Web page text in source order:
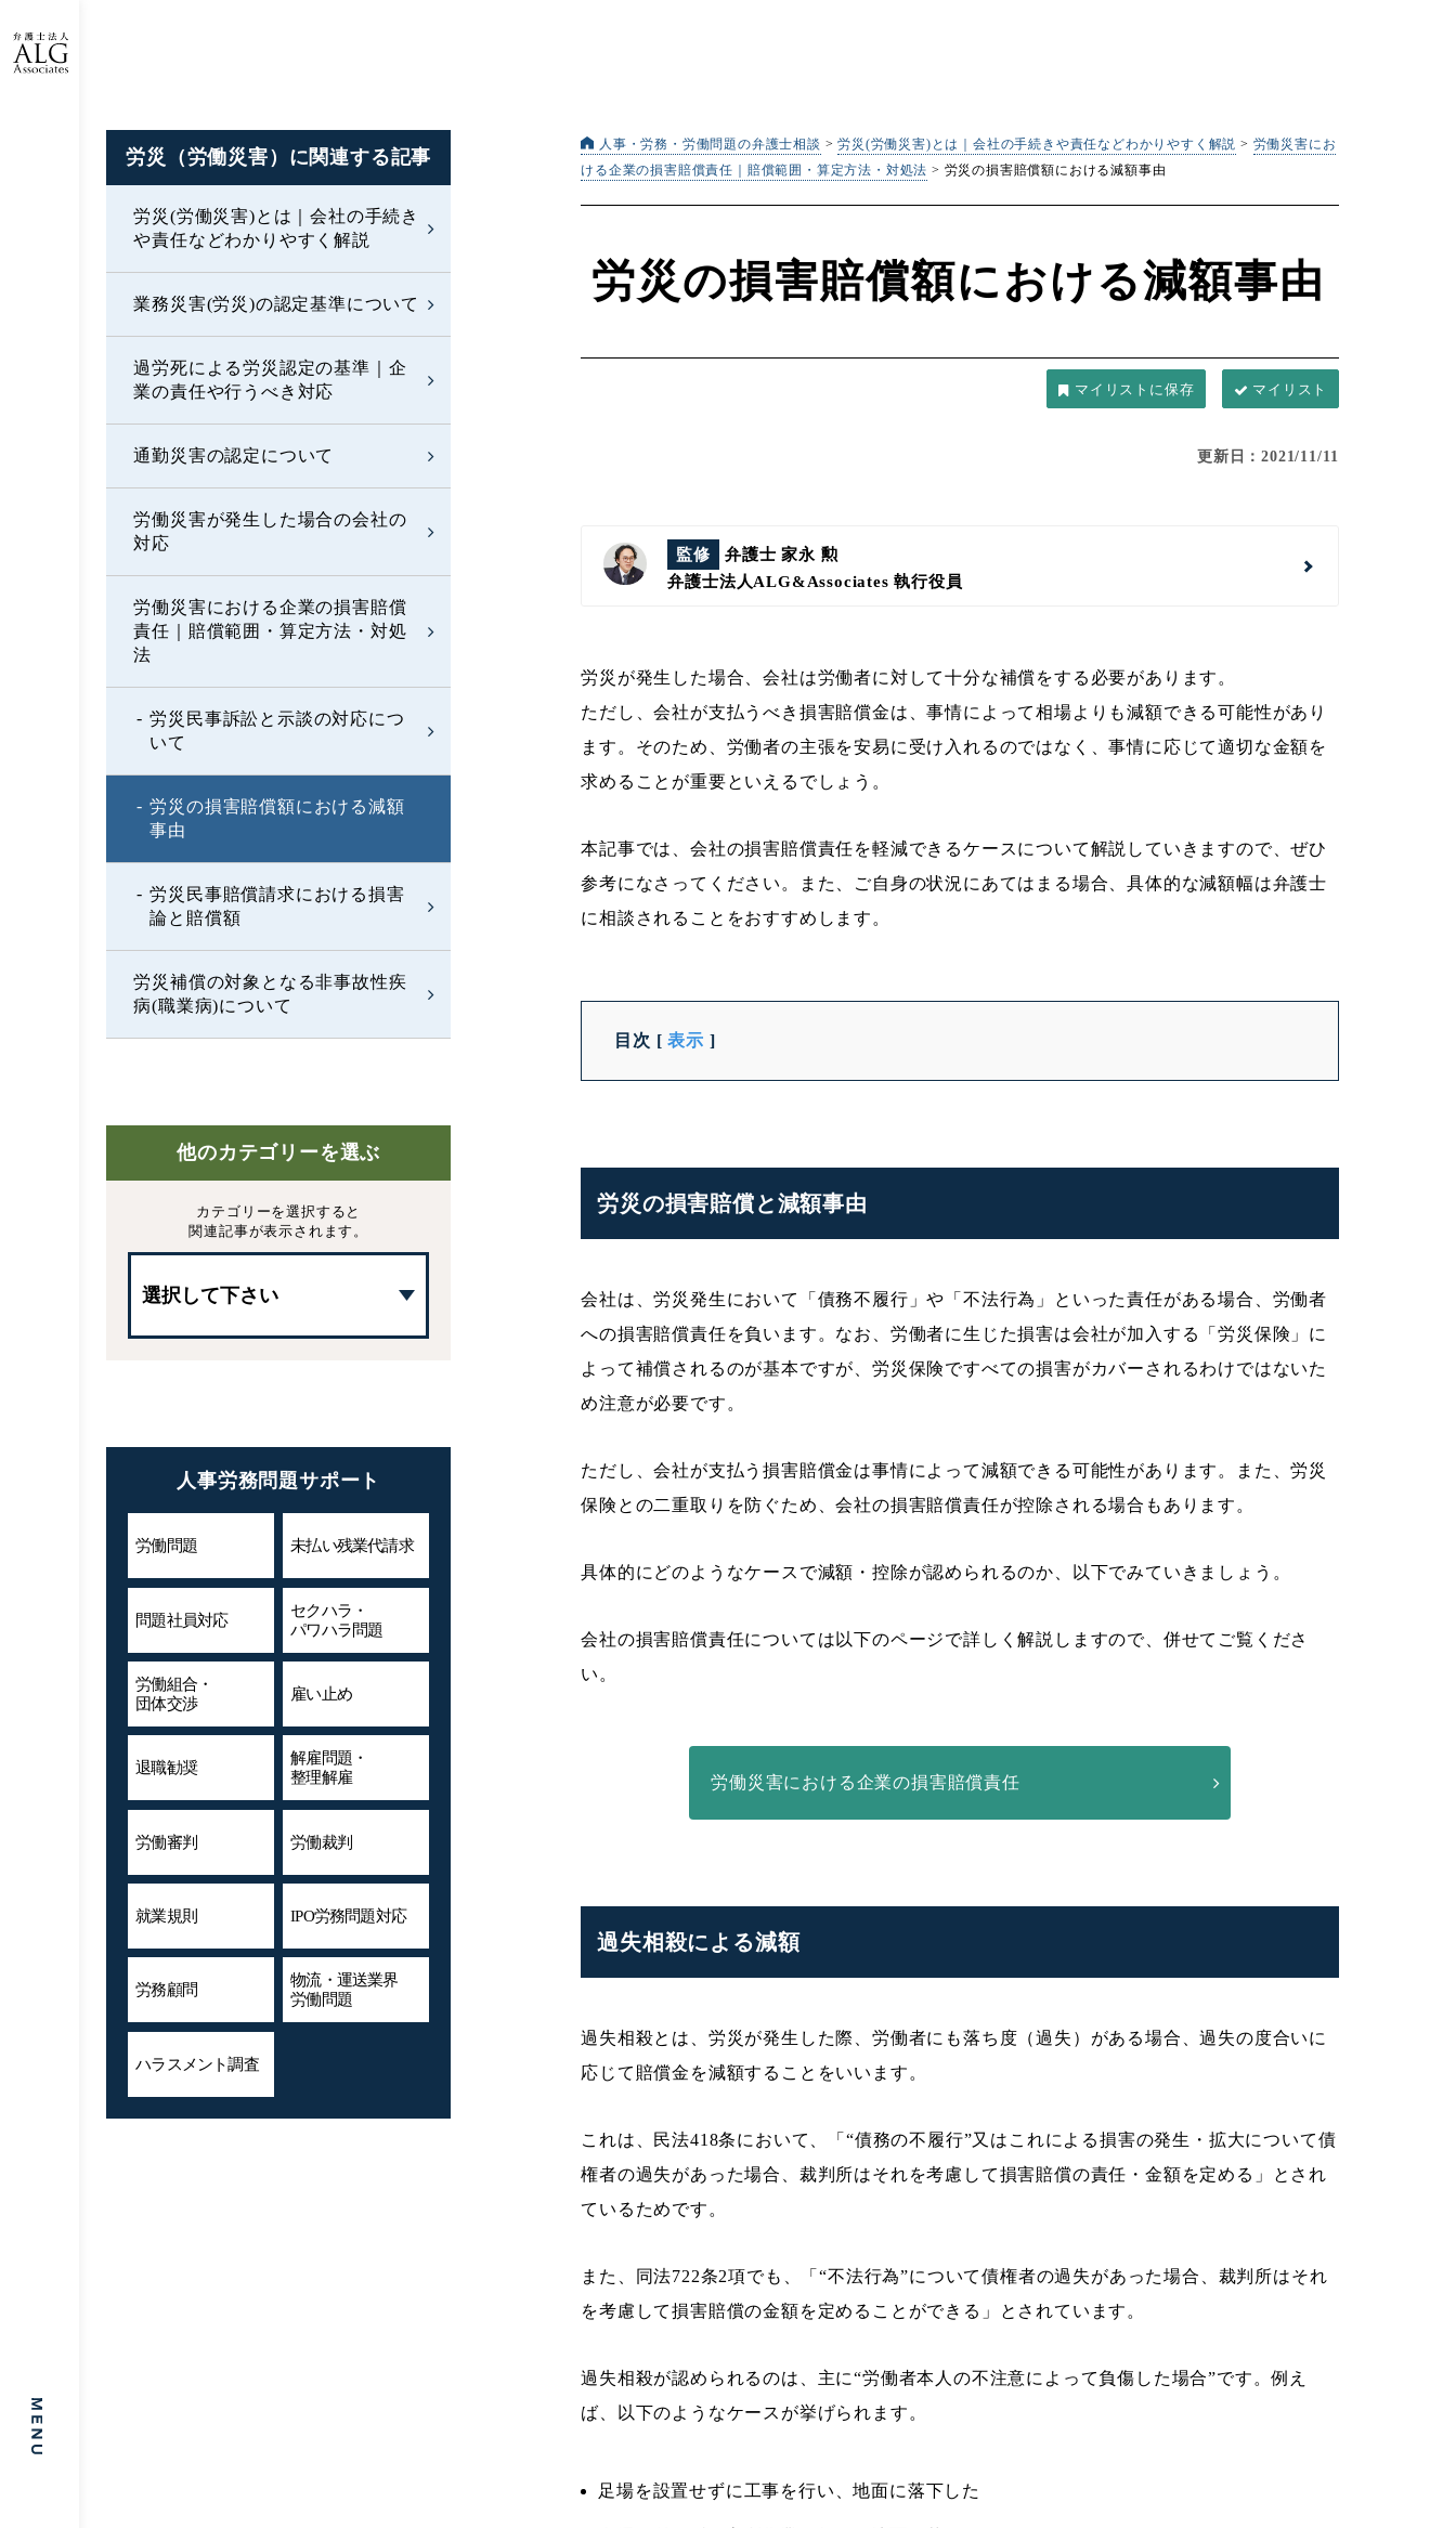
労災（労働災害）に関連する記事
労災(労働災害)とは｜会社の手続き
や責任などわかりやすく解説
業務災害(労災)の認定基準について
過労死による労災認定の基準｜企
業の責任や行うべき対応
通勤災害の認定について
労働災害が発生した場合の会社の
対応
労働災害における企業の損害賠償
責任｜賠償範囲・算定方法・対処
法
労災民事訴訟と示談の対応につ
いて
労災の損害賠償額における減額
事由
労災民事賠償請求における損害
論と賠償額
労災補償の対象となる非事故性疾
病(職業病)について
他のカテゴリーを選ぶ
カテゴリーを選択すると
関連記事が表示されます。
人事労務問題サポート
労働問題 未払い残業代請求
問題社員対応
セクハラ・
パワハラ問題
労働組合・
団体交渉
雇い止め
退職勧奨
解雇問題・
整理解雇
労働審判 労働裁判
就業規則 IPO労務問題対応
労務顧問
物流・運送業界
労働問題
ハラスメント調査
人事・労務・労働問題の弁護士相談 >労災(労働災害)とは｜会社の手続きや責任などわかりやすく解説 > 労働災害にお
ける企業の損害賠償責任｜賠償範囲・算定方法・対処法 > 労災の損害賠償額における減額事由
労災の損害賠償額における減額事由
マイリスト
更新日：2021/11/11
監修
弁護士 家永 勲
弁護士法人ALG&Associates執行役員
労災が発生した場合、会社は労働者に対して十分な補償をする必要があります。
ただし、会社が支払うべき損害賠償金は、事情によって相場よりも減額できる可能性があり
ます。そのため、労働者の主張を安易に受け入れるのではなく、事情に応じて適切な金額を
求めることが重要といえるでしょう。
本記事では、会社の損害賠償責任を軽減できるケースについて解説していきますので、ぜひ
参考になさってください。また、ご自身の状況にあてはまる場合、具体的な減額幅は弁護士
に相談されることをおすすめします。
目次 [ 表示 ]
労災の損害賠償と減額事由
会社は、労災発生において「債務不履行」や「不法行為」といった責任がある場合、労働者
への損害賠償責任を負います。なお、労働者に生じた損害は会社が加入する「労災保険」に
よって補償されるのが基本ですが、労災保険ですべての損害がカバーされるわけではないた
め注意が必要です。
ただし、会社が支払う損害賠償金は事情によって減額できる可能性があります。また、労災
保険との二重取りを防ぐため、会社の損害賠償責任が控除される場合もあります。
具体的にどのようなケースで減額・控除が認められるのか、以下でみていきましょう。
会社の損害賠償責任については以下のページで詳しく解説しますので、併せてご覧くださ
い。
労働災害における企業の損害賠償責任
過失相殺による減額
過失相殺とは、労災が発生した際、労働者にも落ち度（過失）がある場合、過失の度合いに
応じて賠償金を減額することをいいます。
これは、民法418条において、「“債務の不履行”又はこれによる損害の発生・拡大について債
権者の過失があった場合、裁判所はそれを考慮して損害賠償の責任・金額を定める」とされ
ているためです。
また、同法722条2項でも、「“不法行為”について債権者の過失があった場合、裁判所はそれ
を考慮して損害賠償の金額を定めることができる」とされています。
過失相殺が認められるのは、主に“労働者本人の不注意によって負傷した場合”です。例え
ば、以下のようなケースが挙げられます。
足場を設置せずに工事を行い、地面に落下した